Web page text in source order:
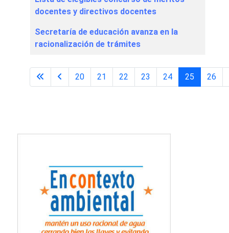
docentes y directivos docentes
Secretaría de educación avanza en la
racionalización de trámites
Página 25 de 29
20 21 22 23 24 25 26